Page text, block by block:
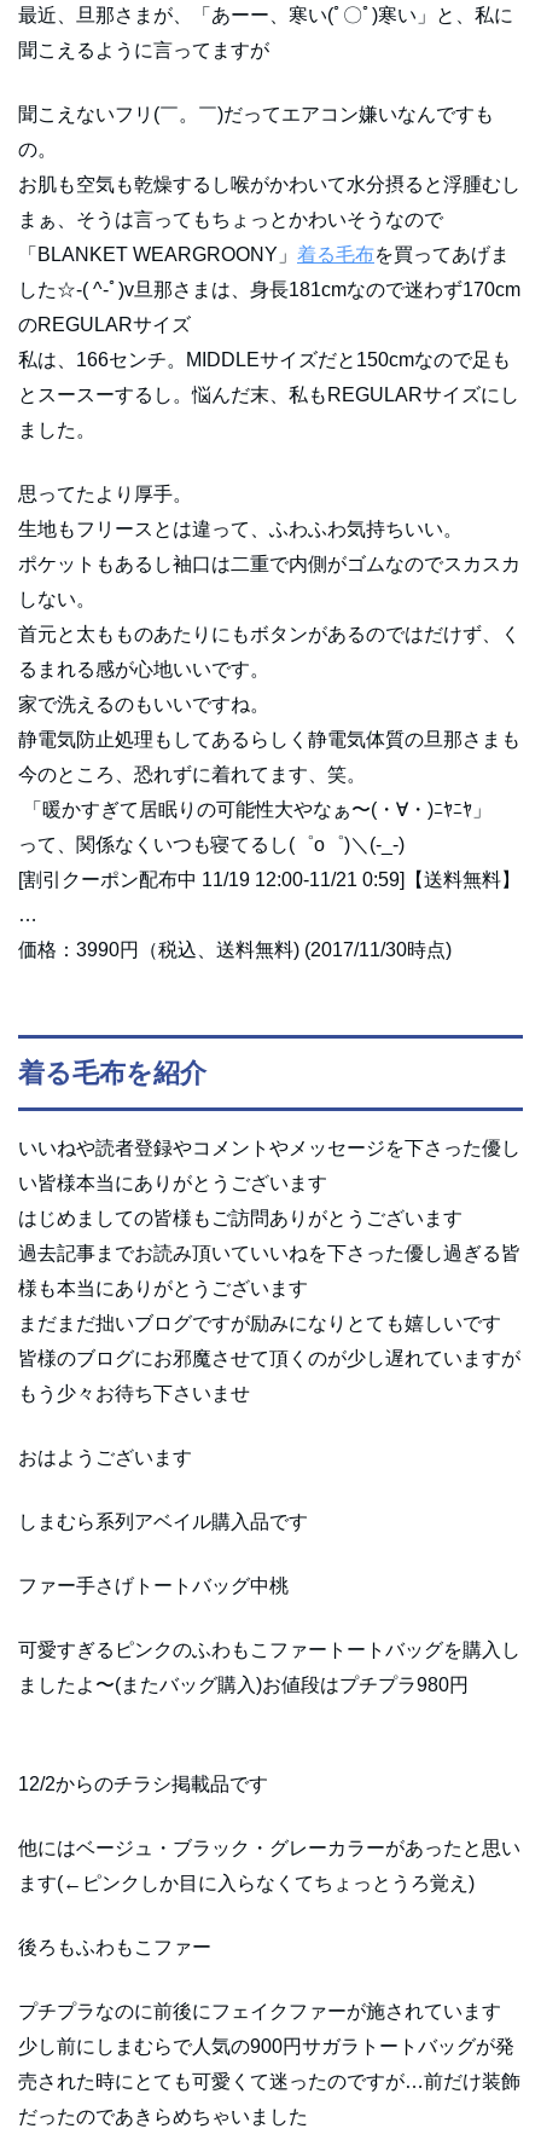
最近、旦那さまが、「あーー、寒い(ﾟ〇ﾟ)寒い」と、私に
聞こえるように言ってますが
聞こえないフリ(￣。￣)だってエアコン嫌いなんですも
の。
お肌も空気も乾燥するし喉がかわいて水分摂ると浮腫むし
まぁ、そうは言ってもちょっとかわいそうなので
「BLANKET WEARGROONY」 着る毛布を買ってあげま
した☆-( ^-ﾟ)v旦那さまは、身長181cmなので迷わず170cm
のREGULARサイズ
私は、166センチ。MIDDLEサイズだと150cmなので足も
とスースーするし。悩んだ末、私もREGULARサイズにし
ました。
思ってたより厚手。
生地もフリースとは違って、ふわふわ気持ちいい。
ポケットもあるし袖口は二重で内側がゴムなのでスカスカ
しない。
首元と太もものあたりにもボタンがあるのではだけず、く
るまれる感が心地いいです。
家で洗えるのもいいですね。
静電気防止処理もしてあるらしく静電気体質の旦那さまも
今のところ、恐れずに着れてます、笑。
「暖かすぎて居眠りの可能性大やなぁ〜(・∀・)ﾆﾔﾆﾔ」
って、関係なくいつも寝てるし(゜o゜)＼(-_-)
[割引クーポン配布中 11/19 12:00-11/21 0:59]【送料無料】
…
価格：3990円（税込、送料無料) (2017/11/30時点)
着る毛布を紹介
いいねや読者登録やコメントやメッセージを下さった優し
い皆様本当にありがとうございます
はじめましての皆様もご訪問ありがとうございます
過去記事までお読み頂いていいねを下さった優し過ぎる皆
様も本当にありがとうございます
まだまだ拙いブログですが励みになりとても嬉しいです
皆様のブログにお邪魔させて頂くのが少し遅れていますが
もう少々お待ち下さいませ
おはようございます
しまむら系列アベイル購入品です
ファー手さげトートバッグ中桃
可愛すぎるピンクのふわもこファートートバッグを購入し
ましたよ〜(またバッグ購入)お値段はプチプラ980円
12/2からのチラシ掲載品です
他にはベージュ・ブラック・グレーカラーがあったと思い
ます(←ピンクしか目に入らなくてちょっとうろ覚え)
後ろもふわもこファー
プチプラなのに前後にフェイクファーが施されています
少し前にしまむらで人気の900円サガラトートバッグが発
売された時にとても可愛くて迷ったのですが…前だけ装飾
だったのであきらめちゃいました